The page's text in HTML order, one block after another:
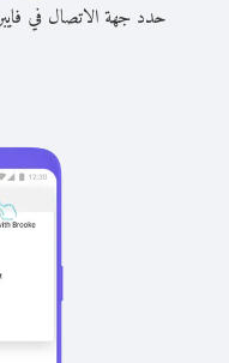
حدد جهة الاتصال في